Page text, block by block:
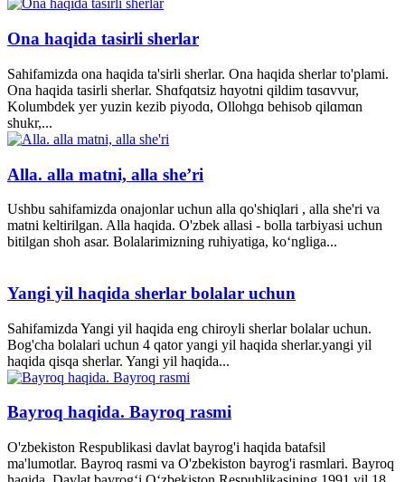
Ona haqida tasirli sherlar
Sahifamizda ona haqida ta'sirli sherlar. Ona haqida sherlar to'plami.
Ona haqida tasirli sherlar. Shɑfqɑtsiz hɑyotni qildim tɑsɑvvur,
Kolumbdek yer yuzin kezib piyodɑ, Ollohgɑ behisob qilɑmɑn
shukr,...
Alla. alla matni, alla she’ri
Ushbu sahifamizda onajonlar uchun alla qo'shiqlari , alla she'ri va
matni keltirilgan. Alla haqida. O'zbek allasi - bolla tarbiyasi uchun
bitilgan shoh asar. Bolalarimizning ruhiyatiga, ko‘ngliga...
Yangi yil haqida sherlar bolalar uchun
Sahifamizda Yangi yil haqida eng chiroyli sherlar bolalar uchun.
Bog'cha bolalari uchun 4 qator yangi yil haqida sherlar.yangi yil
haqida qisqa sherlar. Yangi yil haqida...
Bayroq haqida. Bayroq rasmi
O'zbekiston Respublikasi davlat bayrog'i haqida batafsil
ma'lumotlar. Bayroq rasmi va O'zbekiston bayrog'i rasmlari. Bayroq